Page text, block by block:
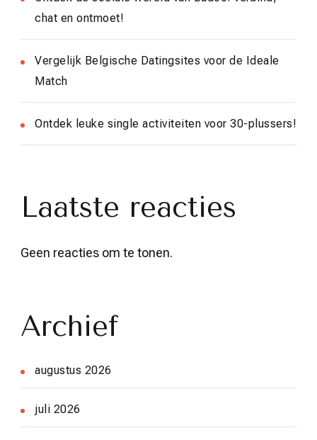
chat en ontmoet!
Vergelijk Belgische Datingsites voor de Ideale
Match
Ontdek leuke single activiteiten voor 30-plussers!
Laatste reacties
Geen reacties om te tonen.
Archief
augustus 2026
juli 2026